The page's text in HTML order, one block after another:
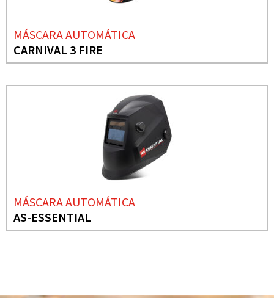
MÁSCARA AUTOMÁTICA
CARNIVAL 3 FIRE
MÁSCARA AUTOMÁTICA
AS-ESSENTIAL